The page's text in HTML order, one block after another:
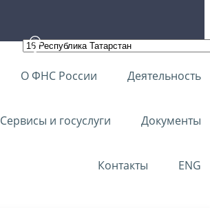
О ФНС России Деятельность
Сервисы и госуслуги Документы
Контакты ENG